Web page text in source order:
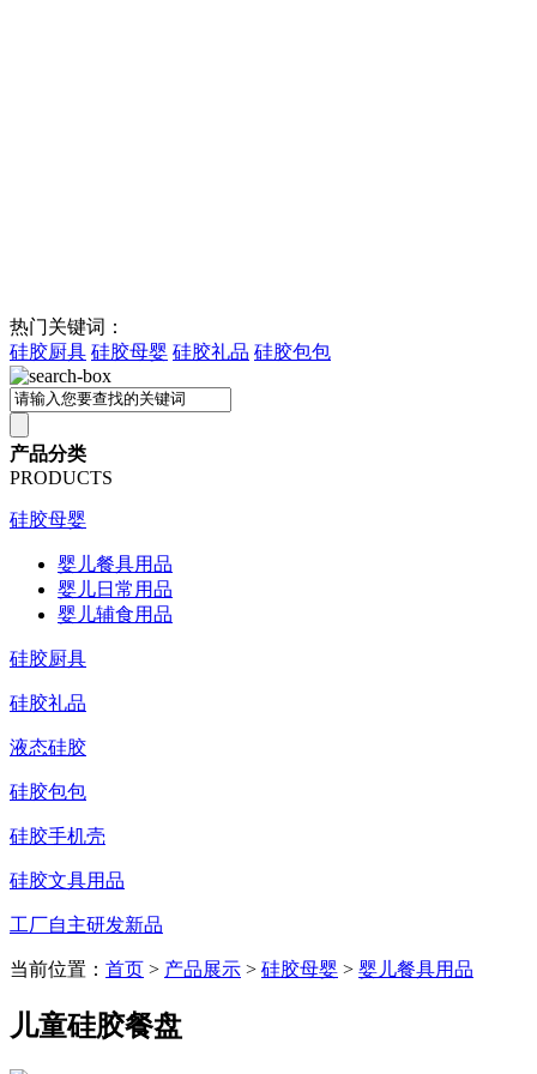
热门关键词：
硅胶厨具 硅胶母婴 硅胶礼品 硅胶包包
产品分类
PRODUCTS
硅胶母婴
婴儿餐具用品
婴儿日常用品
婴儿辅食用品
硅胶厨具
硅胶礼品
液态硅胶
硅胶包包
硅胶手机壳
硅胶文具用品
工厂自主研发新品
当前位置： 首页 > 产品展示 > 硅胶母婴 > 婴儿餐具用品
儿童硅胶餐盘